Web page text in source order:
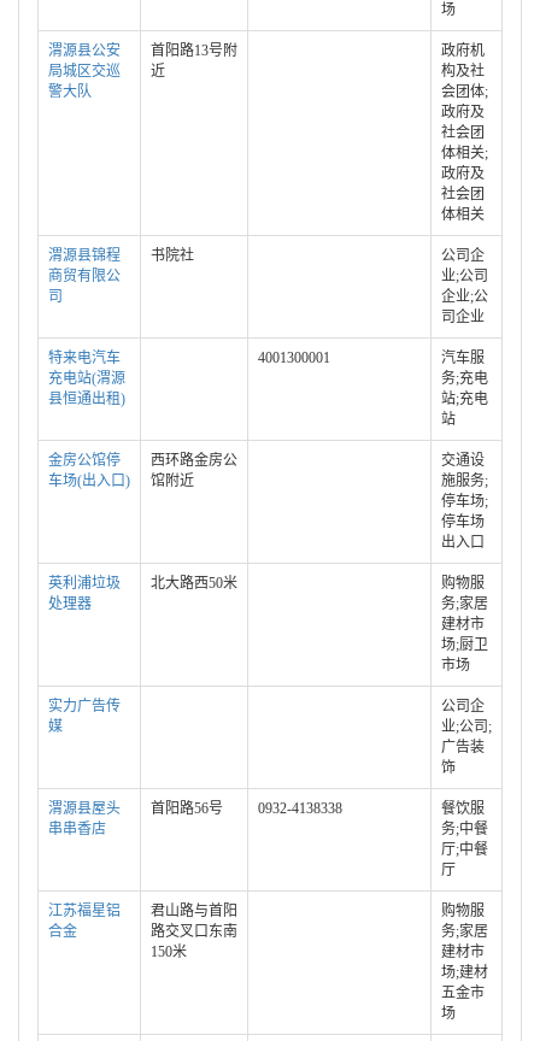
场
渭源县公安
局城区交巡
警大队
首阳路13号附
近
政府机
构及社
会团体;
政府及
社会团
体相关;
政府及
社会团
体相关
渭源县锦程
商贸有限公
司
书院社
公司企
业;公司
企业;公
司企业
特来电汽车
充电站(渭源
县恒通出租)
4001300001
汽车服
务;充电
站;充电
站
金房公馆停
车场(出入口)
西环路金房公
馆附近
交通设
施服务;
停车场;
停车场
出入口
英利浦垃圾
处理器
北大路西50米
购物服
务;家居
建材市
场;厨卫
市场
实力广告传
媒
公司企
业;公司;
广告装
饰
渭源县屋头
串串香店
首阳路56号 0932-4138338
餐饮服
务;中餐
厅;中餐
厅
江苏福星铝
合金
君山路与首阳
路交叉口东南
150米
购物服
务;家居
建材市
场;建材
五金市
场